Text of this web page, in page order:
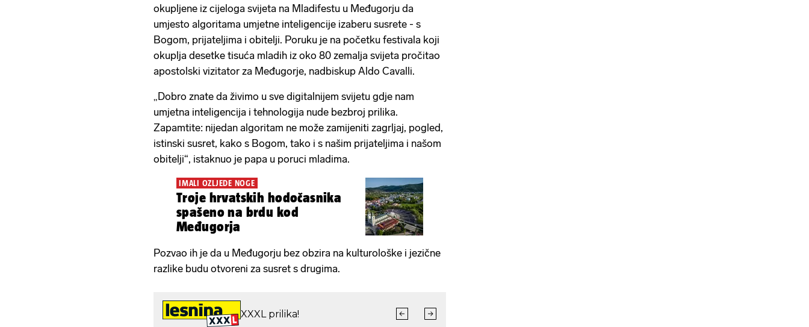
okupljene iz cijeloga svijeta na Mladifestu u Međugorju da
umjesto algoritama umjetne inteligencije izaberu susrete - s
Bogom, prijateljima i obitelji. Poruku je na početku festivala koji
okuplja desetke tisuća mladih iz oko 80 zemalja svijeta pročitao
apostolski vizitator za Međugorje, nadbiskup Aldo Cavalli.
„Dobro znate da živimo u sve digitalnijem svijetu gdje nam
umjetna inteligencija i tehnologija nude bezbroj prilika.
Zapamtite: nijedan algoritam ne može zamijeniti zagrljaj, pogled,
istinski susret, kako s Bogom, tako i s našim prijateljima i našom
obitelji“, istaknuo je papa u poruci mladima.
IMALI OZLJEDE NOGE
Troje hrvatskih hodočasnika
spašeno na brdu kod
Međugorja
Pozvao ih je da u Međugorju bez obzira na kulturološke i jezične
razlike budu otvoreni za susret s drugima.